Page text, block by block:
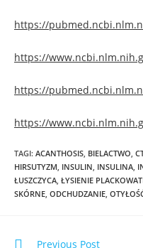
https://
https://
https://
https://
TAGI: ACANTHOSIS, BIELACTWO,
HIRSUTYZM, INSULIN, INSULINA,
ŁUSZCZYCA, ŁYSIENIE
SKÓRNE, ODCHUDZANIE,
Previous Post